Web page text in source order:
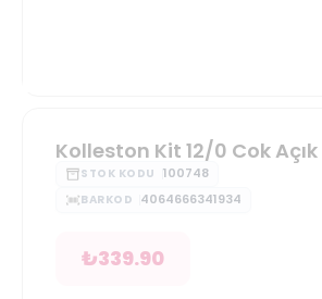
Kolleston Kit 12/0 Cok Açık
STOK KODU 100748
BARKOD 4064666341934
₺339.90